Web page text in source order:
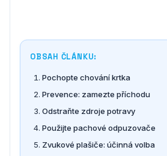
OBSAH ČLÁNKU:
Pochopte chování krtka
Prevence: zamezte příchodu
Odstraňte zdroje potravy
Použijte pachové odpuzovače
Zvukové plašiče: účinná volba